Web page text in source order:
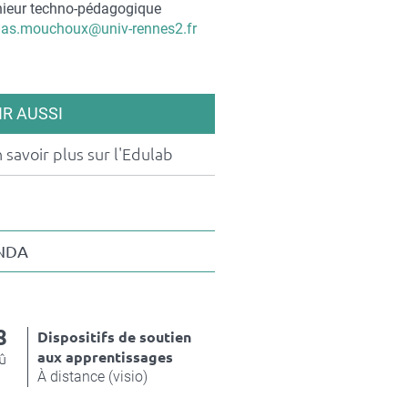
techno-pédagogique
rennes2.fr
AUSSI
savoir plus sur l'Edulab
Dispositifs de soutien
aux apprentissages
À distance (visio)